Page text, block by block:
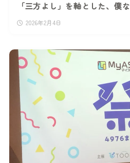
「三方よし」を軸とした、僕
2026年2月4日